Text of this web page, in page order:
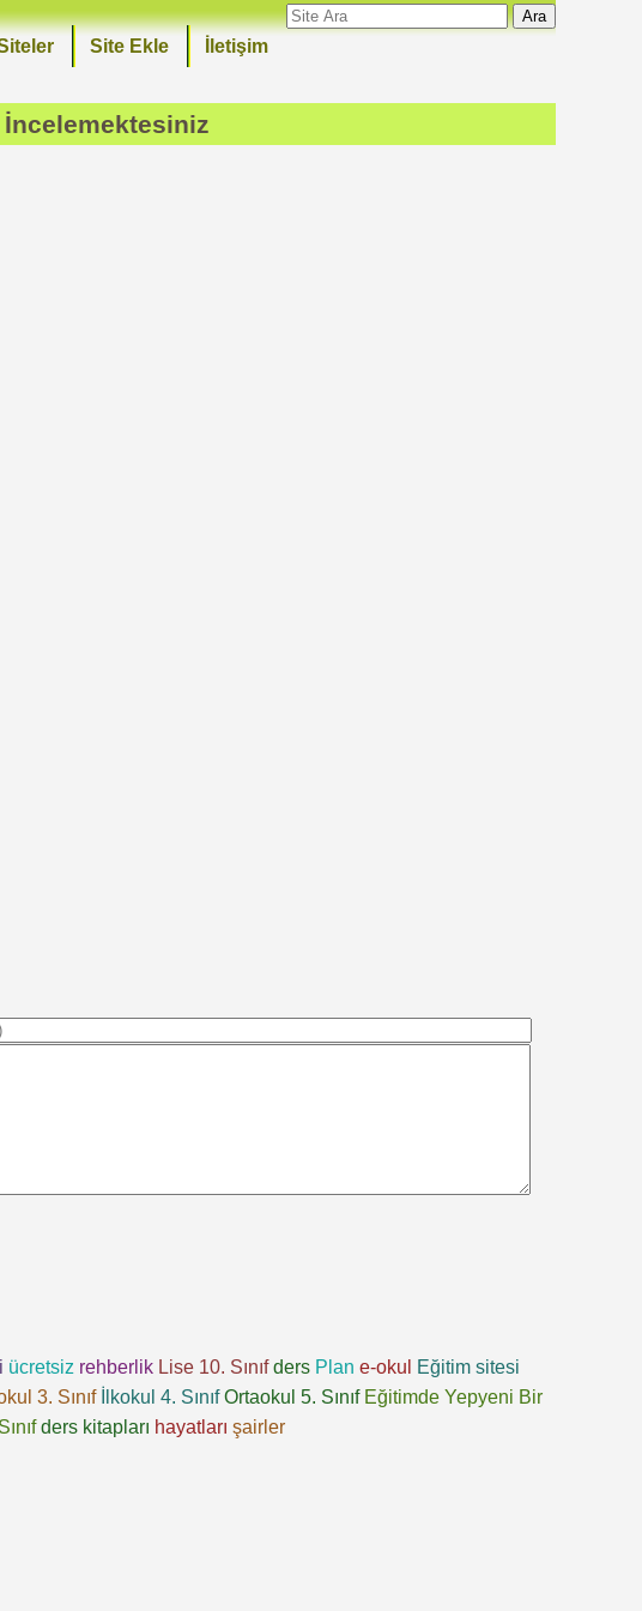
Ara
İletişim
Site Ekle
ücretsiz rehberlik Lise 10. Sınıf ders Plan e-okul
Eğitim sitesi
3. Sınıf İlkokul 4. Sınıf Ortaokul 5. Sınıf Eğitimde Yepyeni Bir
ders kitapları hayatları şairler